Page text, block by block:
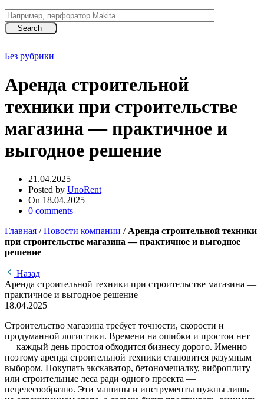
Search
Без рубрики
Аренда строительной
техники при строительстве
магазина — практичное и
выгодное решение
21.04.2025
Posted by UnoRent
On 18.04.2025
0 comments
Главная /Новости компании /Аренда строительной техники
при строительстве магазина — практичное и выгодное
решение
Назад
Аренда строительной техники при строительстве магазина —
практичное и выгодное решение
18.04.2025
Строительство магазина требует точности, скорости и
продуманной логистики. Времени на ошибки и простои нет
— каждый день простоя обходится бизнесу дорого. Именно
поэтому аренда строительной техники становится разумным
выбором. Покупать экскаватор, бетономешалку, виброплиту
или строительные леса ради одного проекта —
нецелесообразно. Эти машины и инструменты нужны лишь